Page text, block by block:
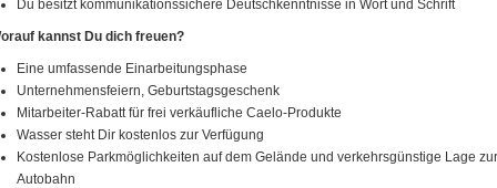
Du besitzt kommunikationssichere Deutschkenntnisse in Wort und Schrift
kannst Du dich freuen?
Eine umfassende Einarbeitungsphase
Unternehmensfeiern, Geburtstagsgeschenk
Mitarbeiter-Rabatt für frei verkäufliche Caelo-Produkte
Wasser steht Dir kostenlos zur Verfügung
Kostenlose Parkmöglichkeiten auf dem Gelände und verkehrsgünstige Lage zur
Autobahn